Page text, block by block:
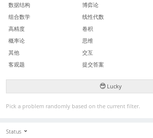
数据结构
博弈论
组合数学
线性代数
高精度
卷积
概率论
思维
其他
交互
客观题
提交答案
Lucky
Pick a problem randomly based on the current filter.
Status